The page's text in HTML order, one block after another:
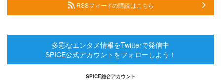
RSSフィードの購読はこちら
多彩なエンタメ情報をTwitterで発信中
SPICE公式アカウントをフォローしよう！
SPICE総合アカウント